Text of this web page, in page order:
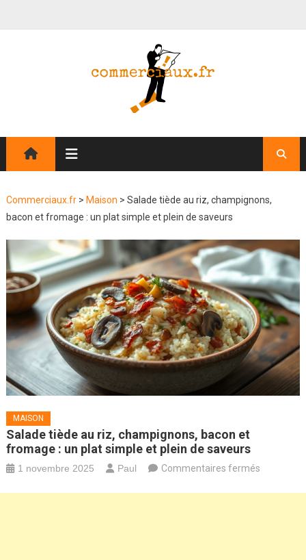
Commerciaux.fr> Maison > Salade tiède au riz, champignons,
bacon et fromage : un plat simple et plein de saveurs
MAISON
Salade tiède au riz, champignons, bacon et
fromage : un plat simple et plein de saveurs
1 novembre 2025 Paul Commentaires ferméssur